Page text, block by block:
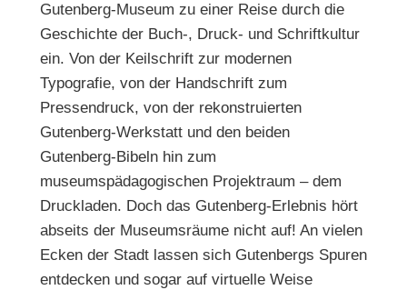
Gutenberg-Museum zu einer Reise durch die
Geschichte der Buch-, Druck- und Schriftkultur
ein. Von der Keilschrift zur modernen
Typografie, von der Handschrift zum
Pressendruck, von der rekonstruierten
Gutenberg-Werkstatt und den beiden
Gutenberg-Bibeln hin zum
museumspädagogischen Projektraum – dem
Druckladen. Doch das Gutenberg-Erlebnis hört
abseits der Museumsräume nicht auf! An vielen
Ecken der Stadt lassen sich Gutenbergs Spuren
entdecken und sogar auf virtuelle Weise